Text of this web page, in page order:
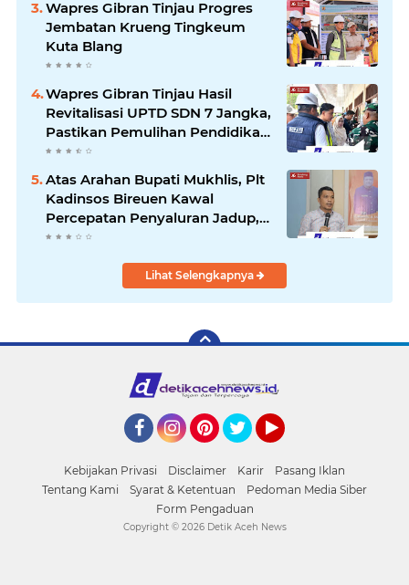
Wapres Gibran Tinjau Progres
Jembatan Krueng Tingkeum
Kuta Blang
Wapres Gibran Tinjau Hasil
Revitalisasi UPTD SDN 7 Jangka,
Pastikan Pemulihan Pendidikan
Pascabencana Berjalan Optimal
Atas Arahan Bupati Mukhlis, Plt
Kadinsos Bireuen Kawal
Percepatan Penyaluran Jadup,
Intens Berkoordinasi dengan
Lihat Selengkapnya
Kebijakan Privasi Disclaimer Karir
Pasang Iklan
Tentang Kami
Syarat & Ketentuan
Pedoman Media Siber
Form Pengaduan
Copyright © 2026 Detik Aceh News